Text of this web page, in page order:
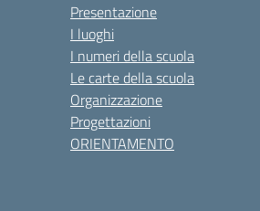
Presentazione
I luoghi
I numeri della scuola
Le carte della scuola
Organizzazione
Progettazioni
ORIENTAMENTO